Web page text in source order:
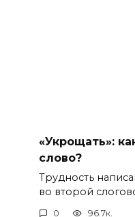
«Укрощать»:
слово?
Трудность
во второй
0 96.7к.